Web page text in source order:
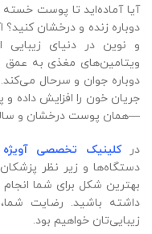
آیا آماده‌اید تا پوست خسته
دوباره زنده و درخشان
و نوین در دنیای
ویتامین‌های مغذی به
دوباره جوان و سرحال
جریان خون را افزایش داده
—همان پوست درخشان و
درکلینیک تخصصی
دستگاه‌ها و زیر نظر پزشکان
بهترین شکل برای شما
داشته باشید. رضایت
زیبایی‌تان خواهیم بود.